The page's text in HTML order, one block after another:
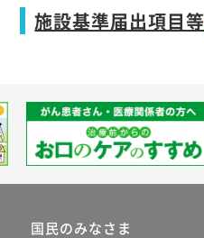
施設基準届出項目等
国民のみなさま